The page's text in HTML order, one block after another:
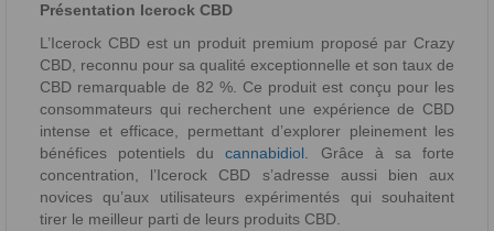
Présentation Icerock CBD
L’Icerock CBD est un produit premium proposé par Crazy
CBD, reconnu pour sa qualité exceptionnelle et son taux de
CBD remarquable de 82 %. Ce produit est conçu pour les
consommateurs qui recherchent une expérience de CBD
intense et efficace, permettant d’explorer pleinement les
bénéfices potentiels ducannabidiol.
Grâce à sa forte
concentration, l’Icerock CBD s’adresse aussi bien aux
novices qu’aux utilisateurs expérimentés qui souhaitent
tirer le meilleur parti de leurs produits CBD.